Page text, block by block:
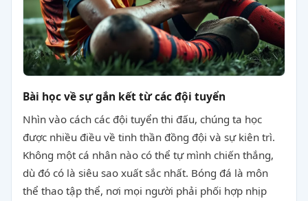
Bài học về sự gắn kết từ các đội tuyển
Nhìn vào cách các đội tuyển thi đấu, chúng ta học
được nhiều điều về tinh thần đồng đội và sự kiên trì.
Không một cá nhân nào có thể tự mình chiến thắng,
dù đó có là siêu sao xuất sắc nhất. Bóng đá là môn
thể thao tập thể, nơi mọi người phải phối hợp nhịp